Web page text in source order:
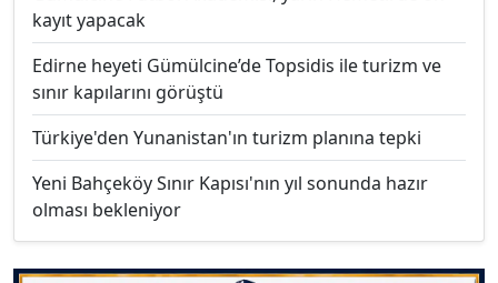
kayıt yapacak
Edirne heyeti Gümülcine’de Topsidis ile turizm ve
sınır kapılarını görüştü
Türkiye'den Yunanistan'ın turizm planına tepki
Yeni Bahçeköy Sınır Kapısı'nın yıl sonunda hazır
olması bekleniyor